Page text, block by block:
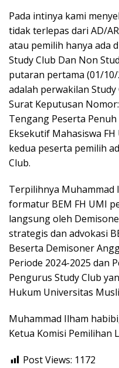
Pada intinya kami
tidak terlepas dari AD/
atau pemilih hanya ada
Study Club Dan Non
putaran pertama (01/
adalah perwakilan
Surat Keputusan
Tengang Peserta
Eksekutif Mahasiswa
kedua peserta pemilih
Club.
Terpilihnya Muhammad
formatur BEM FH UMI
langsung oleh
strategis dan advokasi
Beserta Demisoner
Periode 2024-2025 dan
Pengurus Study Club
Hukum Universitas
Muhammad Ilham
Ketua Komisi Pemilihan
Post Views: 1172